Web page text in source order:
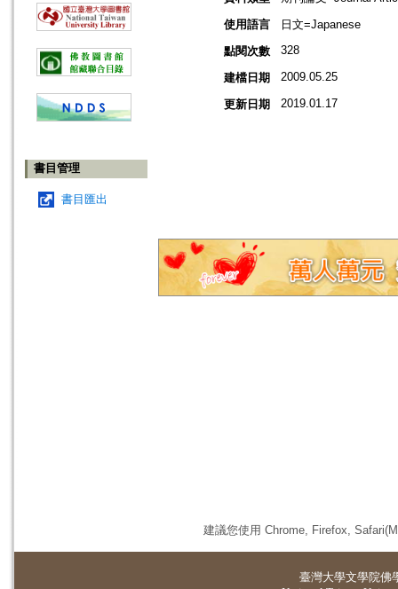
書目管理
書目匯出
使用語言
日文=Japanese
點閱次數
328
建檔日期 2009.05.25
更新日期 2019.01.17
建議您使用 Chrome, Firefox,
臺灣大學文學院佛